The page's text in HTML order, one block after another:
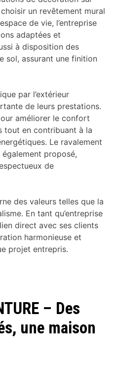
un revêtement mural
de vie, l’entreprise
adaptées et
à disposition des
sol, assurant une finition
par l’extérieur
de leurs prestations.
améliorer le confort
tout en contribuant à la
Le ravalement
proposé,
de
des valeurs telles que la
En tant qu’entreprise
direct avec ses clients
harmonieuse et
projet entrepris.
– Des
une maison